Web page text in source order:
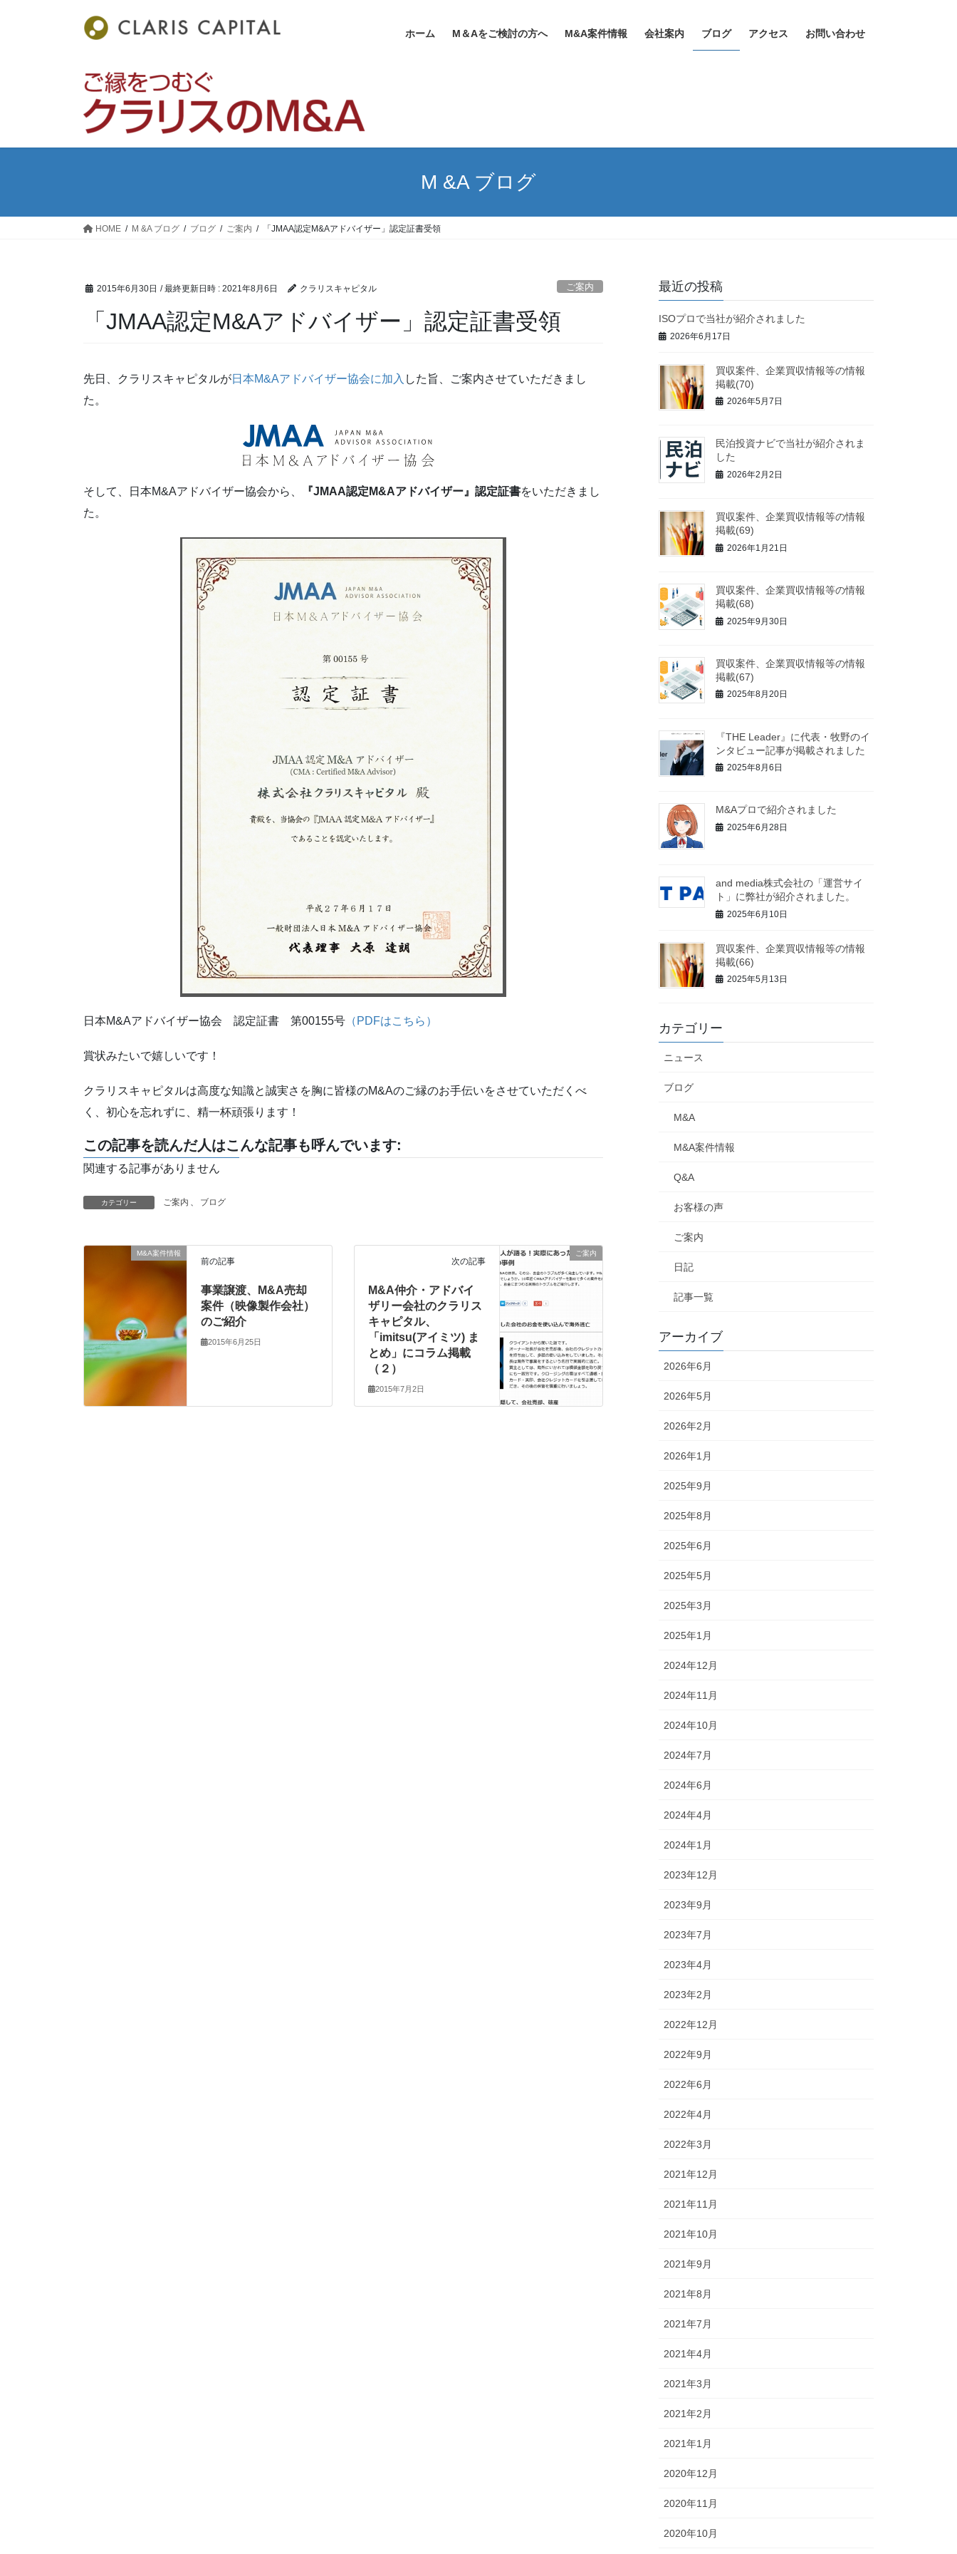
ホーム M＆Aをご検討の方へ M&A案件情報 会社案内 ブログ アクセス お問い合わせ
M &A ブログ
HOME M &A ブログ ブログ ご案内 「JMAA認定M&Aアドバイザー」認定証書受領
2015年6月30日 / 最終更新日時 : 2021年8月6日 クラリスキャピタル ご案内
「JMAA認定M&Aアドバイザー」認定証書受領
先日、クラリスキャピタルが日本M&Aアドバイザー協会に加入 した旨、ご案内させていただきまし
た。
そして、日本M&Aアドバイザー協会から、 『JMAA認定M&Aアドバイザー』認定証書をいただきまし
た。
日本M&Aアドバイザー協会 認定証書 第00155号 （PDFはこちら）
賞状みたいで嬉しいです！
クラリスキャピタルは高度な知識と誠実さを胸に皆様のM&Aのご縁のお手伝いをさせていただくべ
く、初心を忘れずに、精一杯頑張ります！
この記事を読んだ人はこんな記事も呼んでいます:
関連する記事がありません
カテゴリー ご案内 ブログ
M&A案件情報
前の記事
事業譲渡、M&A売却
案件（映像製作会社）
のご紹介
2015年6月25日
ご案内
次の記事
M&A仲介・アドバイ
ザリー会社のクラリス
キャピタル、
「imitsu(アイミツ) ま
とめ」にコラム掲載
（２）
2015年7月2日
最近の投稿
ISOプロで当社が紹介されました
2026年6月17日
買収案件、企業買収情報等の情報
掲載(70)
2026年5月7日
民泊投資ナビで当社が紹介されま
した
2026年2月2日
買収案件、企業買収情報等の情報
掲載(69)
2026年1月21日
買収案件、企業買収情報等の情報
掲載(68)
2025年9月30日
買収案件、企業買収情報等の情報
掲載(67)
2025年8月20日
『THE Leader』に代表・牧野のイ
ンタビュー記事が掲載されました
2025年8月6日
M&Aプロで紹介されました
2025年6月28日
and media株式会社の「運営サイ
ト」に弊社が紹介されました。
2025年6月10日
買収案件、企業買収情報等の情報
掲載(66)
2025年5月13日
カテゴリー
ニュース
ブログ
M&A
M&A案件情報
Q&A
お客様の声
ご案内
日記
記事一覧
アーカイブ
2026年6月
2026年5月
2026年2月
2026年1月
2025年9月
2025年8月
2025年6月
2025年5月
2025年3月
2025年1月
2024年12月
2024年11月
2024年10月
2024年7月
2024年6月
2024年4月
2024年1月
2023年12月
2023年9月
2023年7月
2023年4月
2023年2月
2022年12月
2022年9月
2022年6月
2022年4月
2022年3月
2021年12月
2021年11月
2021年10月
2021年9月
2021年8月
2021年7月
2021年4月
2021年3月
2021年2月
2021年1月
2020年12月
2020年11月
2020年10月